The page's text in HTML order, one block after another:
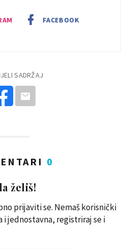
FACEBOOK
SADRŽAJ
0
želiš!
prijaviti se. Nemaš korisnički
i jednostavna, registriraj se i